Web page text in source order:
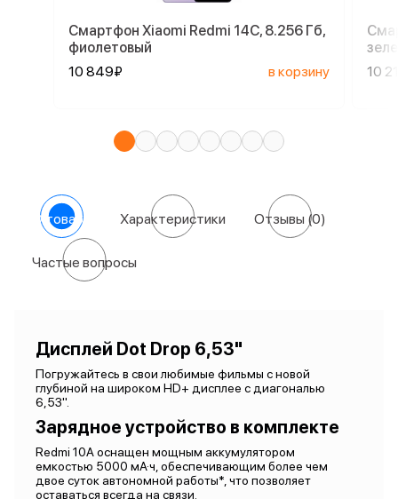
Смартфон Xiaomi Redmi 14C, 8.256 Гб,
фиолетовый
10 849₽
в корзину
10
О товаре Характеристики Отзывы (0)
Частые вопросы
Дисплей Dot Drop 6,53"
Погружайтесь в свои любимые фильмы с новой
глубиной на широком HD+ дисплее с диагональю
6,53".
Зарядное устройство в комплекте
Redmi 10A оснащен мощным аккумулятором
емкостью 5000 мА·ч, обеспечивающим более чем
двое суток автономной работы*, что позволяет
оставаться всегда на связи.